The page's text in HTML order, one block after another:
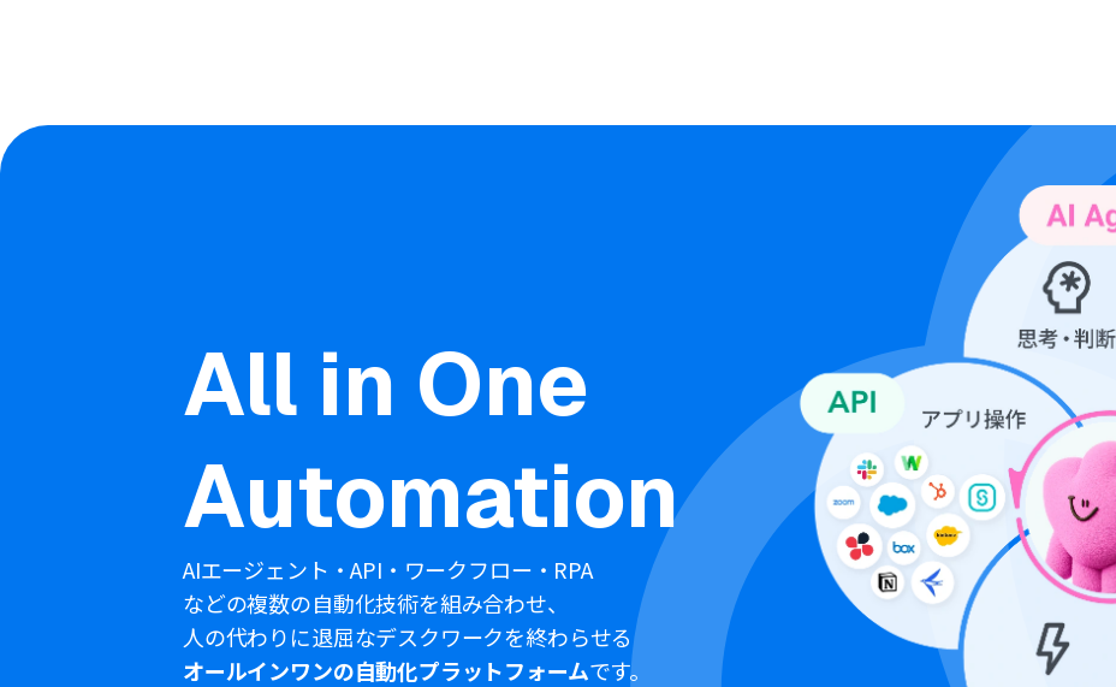
All in One
Automation
AIエージェント・API・ワークフロー・RPA
などの複数の自動化技術を組み合わせ、
人の代わりに退屈なデスクワークを終わらせる
オールインワンの自動化プラットフォームです。